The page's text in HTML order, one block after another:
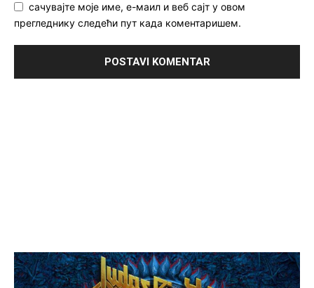
сачувајте моје име, е-маил и веб сајт у овом
прегледнику следећи пут када коментаришем.